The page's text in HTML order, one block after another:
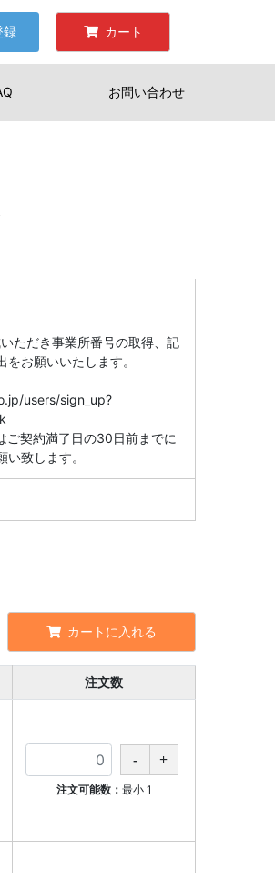
録 カート
お問い合わせ
ただき事業所番号の取得、記
お願いいたします。
users/sign_up?
契約満了日の30日前までに
致します。
カートに入れる
注文数
注文可能数： 最小 1